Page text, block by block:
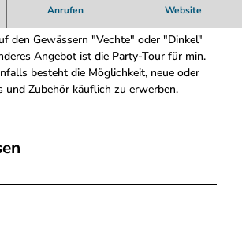
Anrufen Website
Kanu Verleihs Nordhorn kann man
den Gewässern "Vechte" oder "Dinkel"
Angebot ist die Party-Tour für min.
besteht die Möglichkeit, neue oder
und Zubehör käuflich zu erwerben.